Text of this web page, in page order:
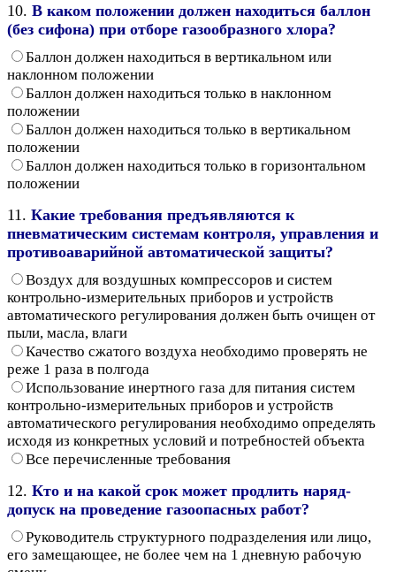
10. В каком положении должен находиться баллон
(без сифона) при отборе газообразного хлора?
Баллон должен находиться в вертикальном или
наклонном положении
Баллон должен находиться только в наклонном
положении
Баллон должен находиться только в вертикальном
положении
Баллон должен находиться только в горизонтальном
положении
11. Какие требования предъявляются к
пневматическим системам контроля, управления и
противоаварийной автоматической защиты?
Воздух для воздушных компрессоров и систем
контрольно-измерительных приборов и устройств
автоматического регулирования должен быть очищен от
пыли, масла, влаги
Качество сжатого воздуха необходимо проверять не
реже 1 раза в полгода
Использование инертного газа для питания систем
контрольно-измерительных приборов и устройств
автоматического регулирования необходимо определять
исходя из конкретных условий и потребностей объекта
Все перечисленные требования
12. Кто и на какой срок может продлить наряд-
допуск на проведение газоопасных работ?
Руководитель структурного подразделения или лицо,
его замещающее, не более чем на 1 дневную рабочую